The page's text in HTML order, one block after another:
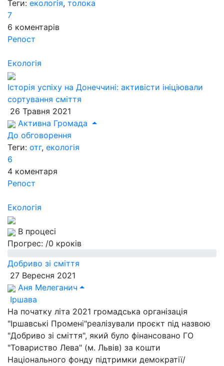
Теги: екологія, толока
7
6 коментарів
Репост
Екологія
Історія успіху на Донеччині: активісти ініціювали
сортування сміття
26 Травня 2021
Активна Громада
До обговорення
Теги: отг, екологія
6
4 коментаря
Репост
Екологія
В процесі
Прогрес: /0 кроків
Добриво зі сміття
27 Вересня 2021
Аня Мелеганич
Іршава
На початку літа 2021 громадська організація
"Іршавські Промені"реалізували проєкт під назвою
"Добриво зі сміття", який було фінансовано ГО
"Товариство Лева" (м. Львів) за кошти
Національного фонду підтримки демократії/